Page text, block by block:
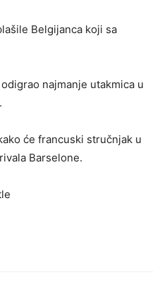
Belgijanca koji sa
najmanje utakmica u
će francuski stručnjak u
Barselone.